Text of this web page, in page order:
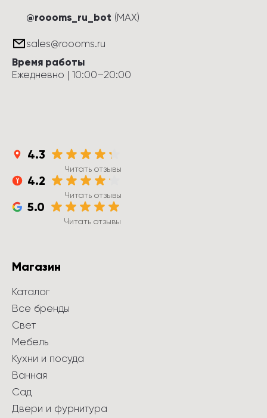
@roooms_ru_bot (MAX)
sales@roooms.ru
Время работы
Ежедневно | 10:00–20:00
4.3
Читать отзывы
4.2
Читать отзывы
5.0
Читать отзывы
Магазин
Каталог
Все бренды
Свет
Мебель
Кухни и посуда
Ванная
Сад
Двери и фурнитура